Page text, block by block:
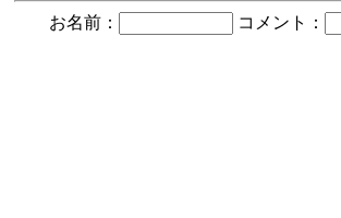
お名前： コメント：